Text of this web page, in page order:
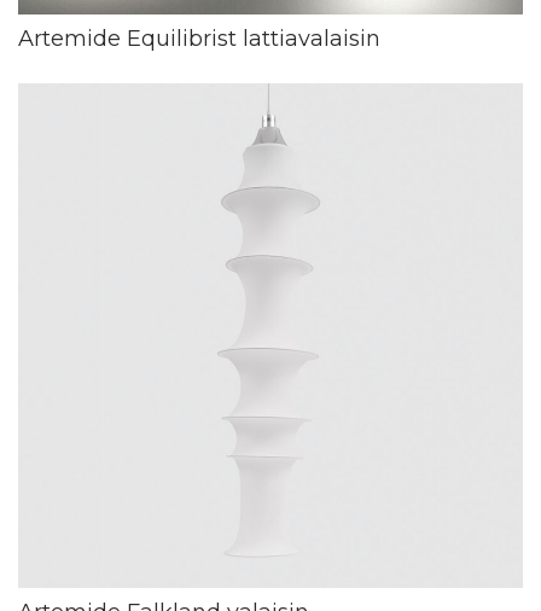
Artemide Equilibrist lattiavalaisin